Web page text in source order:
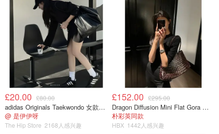
这座意大利托斯卡纳风格的建筑占地14,400平方英尺。据公
开记录显示，毗邻该建筑的是一座六居室豪宅，也是马斯克
购买的。这些房产总价约为3500万美元
。
这位亿万富翁非常热衷于保密，以至于他在提交报价之前就
要求房产卖家签署保密协议。据报道，马斯克还愿意支付高
价——出价比房屋市场售价高出70%。
£20.00 £80.00
adidas Originals Taekwondo 女款黑色运动鞋
@ 是伊伊呀
The Hip Store 2168人感兴趣
£152.00 £295.00
Dragon Diffusion Mini Flat Gora 深棕色手提包
朴彩英同款
HBX 1442人感兴趣